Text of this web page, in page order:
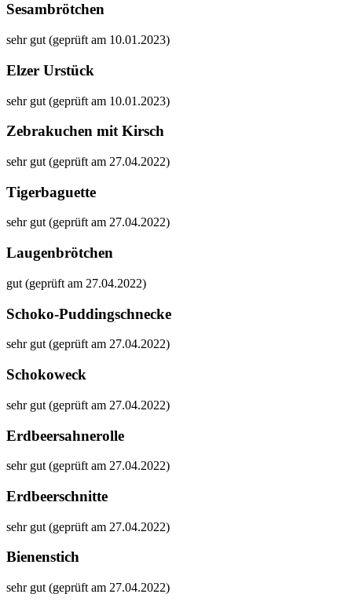
Sesambrötchen
sehr gut (geprüft am 10.01.2023)
Elzer Urstück
sehr gut (geprüft am 10.01.2023)
Zebrakuchen mit Kirsch
sehr gut (geprüft am 27.04.2022)
Tigerbaguette
sehr gut (geprüft am 27.04.2022)
Laugenbrötchen
gut (geprüft am 27.04.2022)
Schoko-Puddingschnecke
sehr gut (geprüft am 27.04.2022)
Schokoweck
sehr gut (geprüft am 27.04.2022)
Erdbeersahnerolle
sehr gut (geprüft am 27.04.2022)
Erdbeerschnitte
sehr gut (geprüft am 27.04.2022)
Bienenstich
sehr gut (geprüft am 27.04.2022)